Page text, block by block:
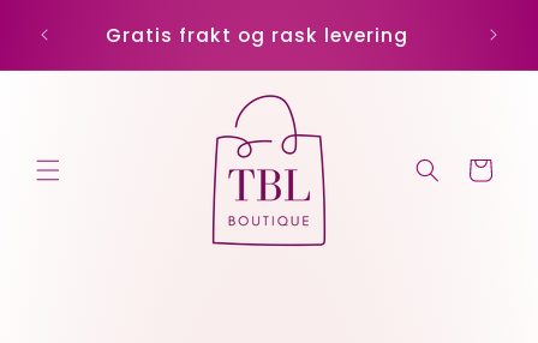
videre til
innholdet
Gratis frakt og rask levering
Handlekurv